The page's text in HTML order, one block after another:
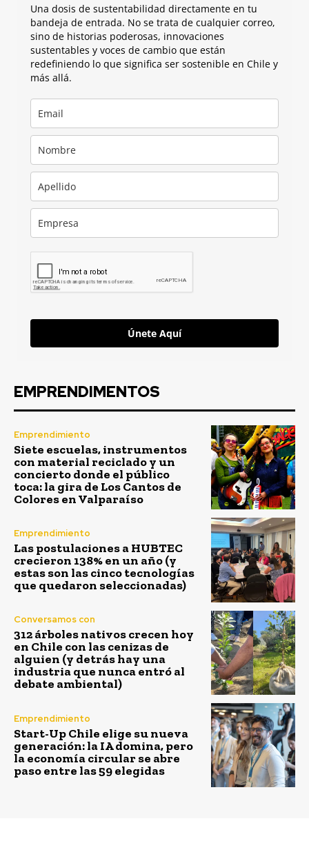
Una dosis de sustentabilidad directamente en tu
bandeja de entrada. No se trata de cualquier correo,
sino de historias poderosas, innovaciones
sustentables y voces de cambio que están
redefiniendo lo que significa ser sostenible en Chile y
más allá.
Únete Aquí
EMPRENDIMENTOS
Emprendimiento
Siete escuelas, instrumentos
con material reciclado y un
concierto donde el público
toca: la gira de Los Cantos de
Colores en Valparaíso
Emprendimiento
Las postulaciones a HUBTEC
crecieron 138% en un año (y
estas son las cinco tecnologías
que quedaron seleccionadas)
Conversamos con
312 árboles nativos crecen hoy
en Chile con las cenizas de
alguien (y detrás hay una
industria que nunca entró al
debate ambiental)
Emprendimiento
Start-Up Chile elige su nueva
generación: la IA domina, pero
la economía circular se abre
paso entre las 59 elegidas